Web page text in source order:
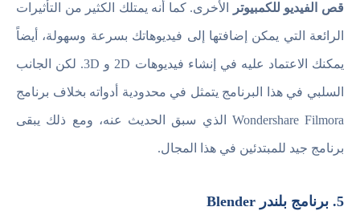
قص الفيديو للكمبيوتر الأخرى. كما أنه يمتلك الكثير من التأثيرات
الرائعة التي يمكن إضافتها إلى فيديوهاتك بسرعة وسهولة، أيضاً
يمكنك الاعتماد عليه في إنشاء فيديوهات 2D و 3D. لكن الجانب
السلبي في هذا البرنامج يتمثل في محدودية أدواته بخلاف برنامج
Wondershare Filmora الذي سبق الحديث عنه، ومع ذلك يبقى
برنامج جيد للمبتدئين في هذا المجال.
5. برنامج بلندر Blender